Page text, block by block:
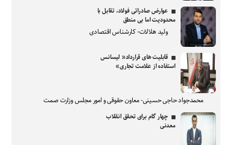
عوارض صادراتی فولاد، تقابل با
محدودیت اما بی منطق
ولید هلالات- کارشناس اقتصادی
قابلیت های قرارداد« لیسانس
استفاده از علامت تجاری»
محمدجواد حاجی حسینی- معاون حقوقی و امور مجلس وزارت صمت
چهار گام برای تحقق انقلاب
معدنی